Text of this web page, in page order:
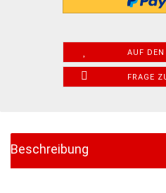
AUF DEN
FRAGE
Beschreibung